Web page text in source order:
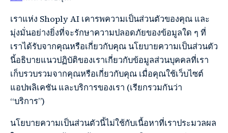
เราแห่ง Shoply AI เคารพความเป็นส่วนตัวของคุณ และ
มุ่งมั่นอย่างยิ่งที่จะรักษาความปลอดภัยของข้อมูลใด ๆ ที่
เราได้รับจากคุณหรือเกี่ยวกับคุณ นโยบายความเป็นส่วนตัว
นี้อธิบายแนวปฏิบัติของเราเกี่ยวกับข้อมูลส่วนบุคคลที่เรา
เก็บรวบรวมจากคุณหรือเกี่ยวกับคุณ เมื่อคุณใช้เว็บไซต์
แอปพลิเคชัน และบริการของเรา (เรียกรวมกันว่า
“บริการ”)
นโยบายความเป็นส่วนตัวนี้ไม่ใช้กับเนื้อหาที่เราประมวลผล